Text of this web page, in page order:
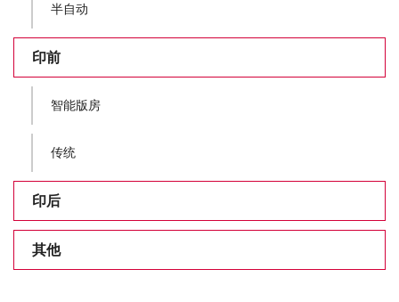
半自动
印前
智能版房
传统
印后
其他